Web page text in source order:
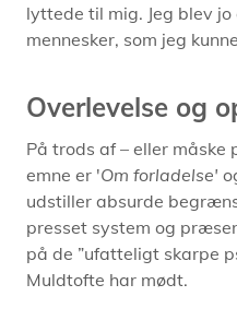
lyttede til mig. Jeg blev
mennesker, som jeg
Overlevelse og
På trods af – eller
emne er 'Om forladelse'
udstiller absurde
presset system og
på de ”ufatteligt skarpe
Muldtofte har mødt.